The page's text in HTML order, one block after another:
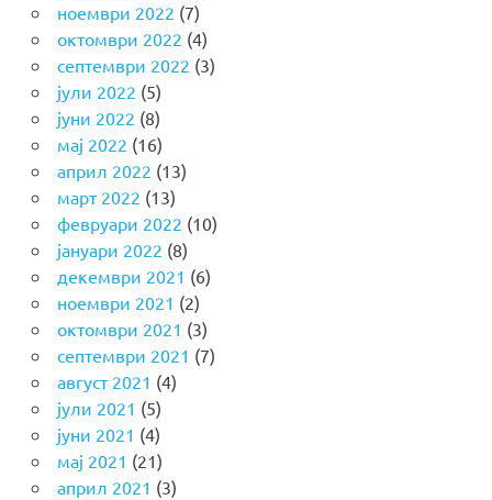
ноември 2022 (7)
октомври 2022 (4)
септември 2022 (3)
јули 2022 (5)
јуни 2022 (8)
мај 2022 (16)
април 2022 (13)
март 2022 (13)
февруари 2022 (10)
јануари 2022 (8)
декември 2021 (6)
ноември 2021 (2)
октомври 2021 (3)
септември 2021 (7)
август 2021 (4)
јули 2021 (5)
јуни 2021 (4)
мај 2021 (21)
април 2021 (3)